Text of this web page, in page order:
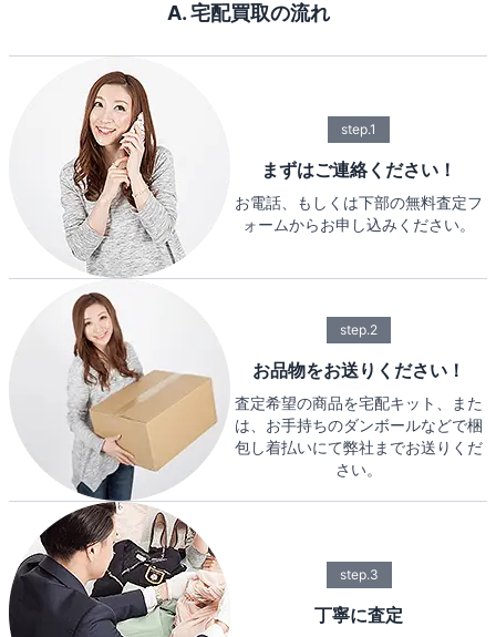
A. 宅配買取の流れ
step.1
まずはご連絡ください！
お電話、もしくは下部の無料査定フ
ォームからお申し込みください。
step.2
お品物をお送りください！
査定希望の商品を宅配キット、また
は、お手持ちのダンボールなどで梱
包し着払いにて弊社までお送りくだ
さい。
step.3
丁寧に査定